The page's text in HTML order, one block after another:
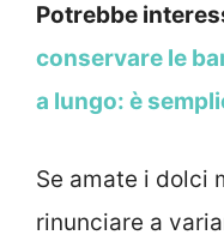
Potrebbe
conservare le
a lungo: è
Se amate i dolci
rinunciare a